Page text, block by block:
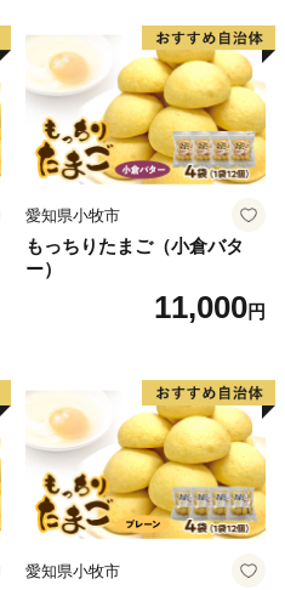
愛知県小牧市
もっちりたまご（小倉バタ
ー）
11,000円
愛知県小牧市